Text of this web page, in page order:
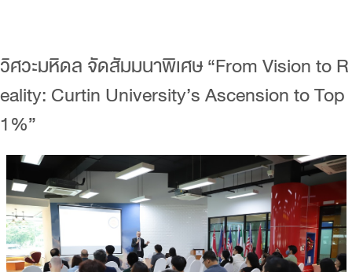
วิศวะมหิดล จัดสัมมนาพิเศษ “From Vision to R
eality: Curtin University’s Ascension to Top
1%”